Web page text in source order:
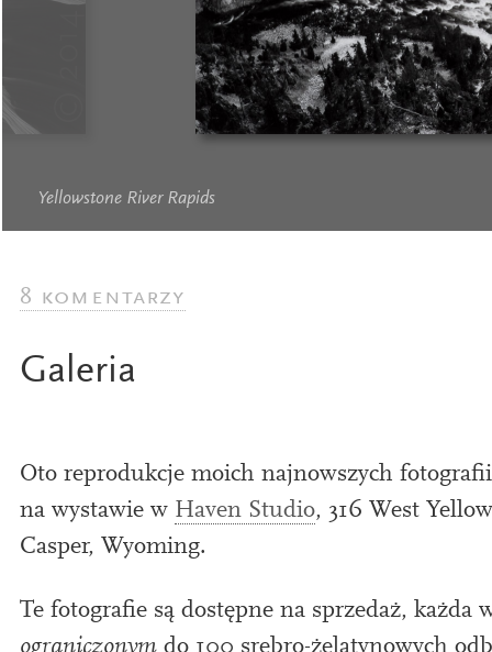
Yellowstone River Rapids
8 komentarzy
Galeria
Oto reproduk­cje moi­ch najnowszych
na wys­taw­ie w Haven Studio, 316 West
Casper, Wyoming.
Te foto­grafie są dostępne na sprzedaż, każda